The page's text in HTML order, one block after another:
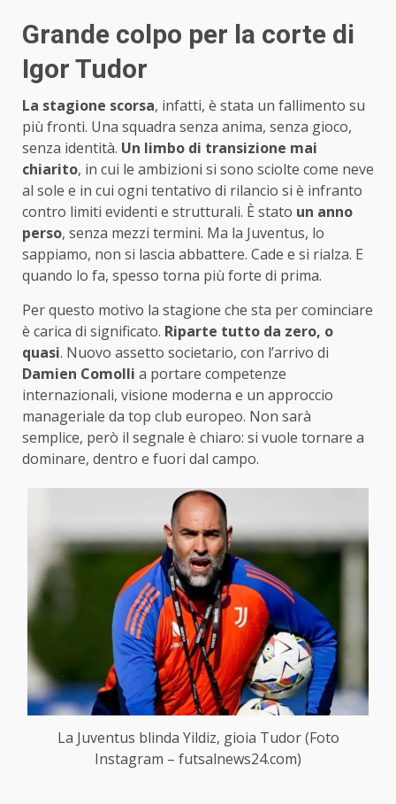
Grande colpo per la corte di
Igor Tudor
La stagione scorsa, infatti, è stata un fallimento su
più fronti. Una squadra senza anima, senza gioco,
senza identità. Un limbo di transizione mai
chiarito, in cui le ambizioni si sono sciolte come neve
al sole e in cui ogni tentativo di rilancio si è infranto
contro limiti evidenti e strutturali. È stato un anno
perso, senza mezzi termini. Ma la Juventus, lo
sappiamo, non si lascia abbattere. Cade e si rialza. E
quando lo fa, spesso torna più forte di prima.
Per questo motivo la stagione che sta per cominciare
è carica di significato. Riparte tutto da zero, o
quasi. Nuovo assetto societario, con l’arrivo di
Damien Comolli a portare competenze
internazionali, visione moderna e un approccio
manageriale da top club europeo. Non sarà
semplice, però il segnale è chiaro: si vuole tornare a
dominare, dentro e fuori dal campo.
La Juventus blinda Yildiz, gioia Tudor (Foto
Instagram – futsalnews24.com)